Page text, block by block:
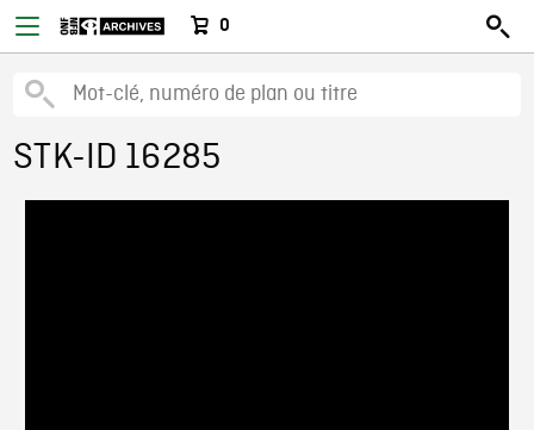
0
STK-ID 16285